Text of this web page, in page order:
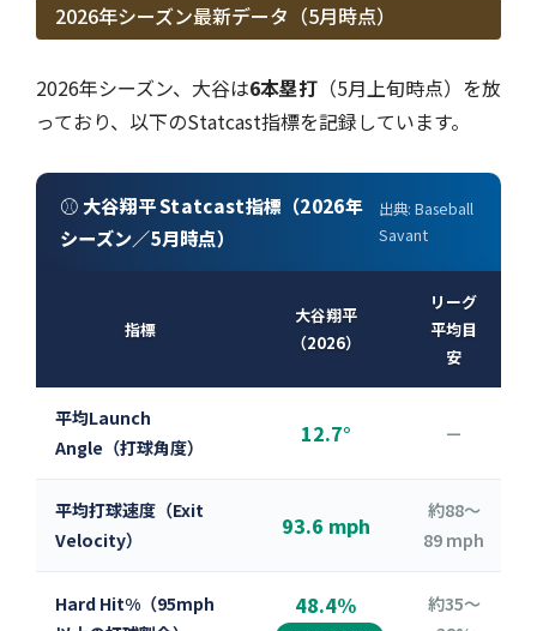
2026年シーズン最新データ（5月時点）
2026年シーズン、大谷は6本塁打 （5月上旬時点）を放
っており、以下のStatcast指標を記録しています。
⚾ 大谷翔平 Statcast指標（2026年
シーズン／5月時点）
出典: Baseball
Savant
指標
大谷翔平
（2026）
リーグ
平均目
安
平均Launch
Angle（打球角度）
12.7° —
平均打球速度（Exit
Velocity）
93.6 mph
約88〜
89 mph
Hard Hit%（95mph
48.4%
約35〜